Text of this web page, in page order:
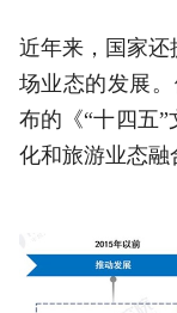
近年来，国家
场业态的发展
布的《“十四五
化和旅游业态融